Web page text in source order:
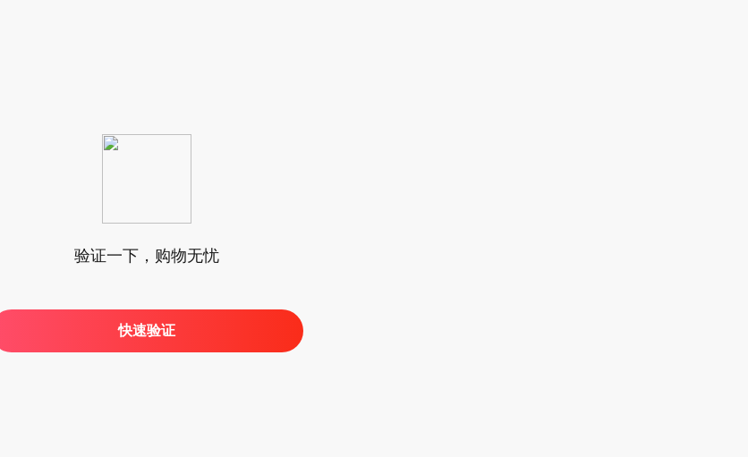
验证一下，购物无忧
快速验证